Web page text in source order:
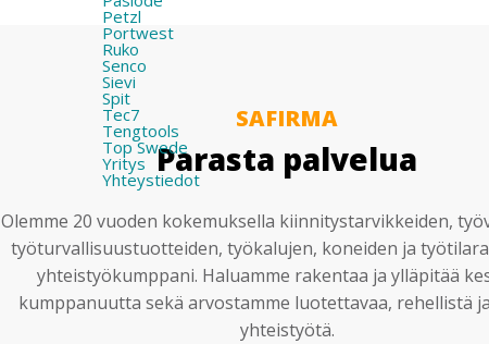
Petzl
Portwest
Ruko
Senco
Sievi
Spit
Tec7
Tengtools
Top Swede
Yritys
Yhteystiedot
SAFIRMA
Parasta palvelua
Olemme 20 vuoden kokemuksella kiinnitystarvikkeiden,
työturvallisuustuotteiden, työkalujen, koneiden ja
yhteistyökumppani. Haluamme rakentaa ja ylläpitää
kumppanuutta sekä arvostamme luotettavaa, rehellistä
yhteistyötä.